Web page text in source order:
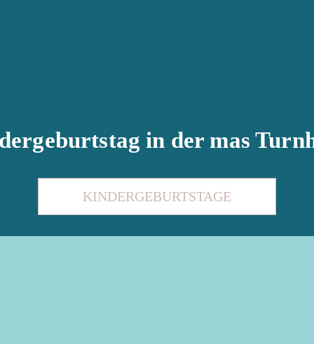
in der mas
KINDERGEBURTSTAGE